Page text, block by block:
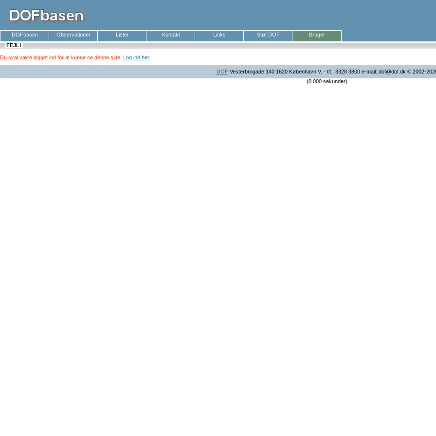
DOFbasen Observationer Lister Kontakt Links Støt DOF
Bruger
FEJL!
Du skal være logget ind for at kunne se denne side Log ind her.
DOFVesterbrogade 140 1620 København V. - tlf.: 3328 3800 e-mail: dof@dof.dk © 2002-
(0.000 sekunder)